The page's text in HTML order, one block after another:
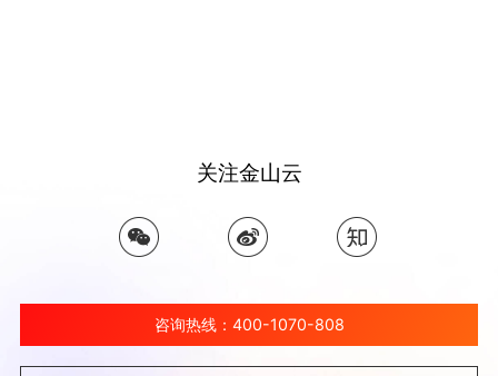
关注金山云
咨询热线：400-1070-808